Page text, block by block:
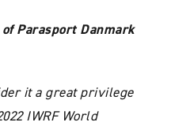
Parasport Danmark
it a great privilege
IWRF World